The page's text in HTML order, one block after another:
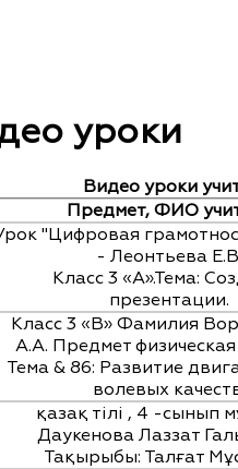
уроки
Видео уроки
Предмет, ФИО
"Цифровая
- Леонтьева
Класс 3 «А».Тема:
презентации.
Класс 3 «В» Фамилия
А.А. Предмет
Тема & 86: Развитие
волевых
қазақ тілі , 4 -сынып
Даукенова Лаззат
Тақырыбы: Талғат